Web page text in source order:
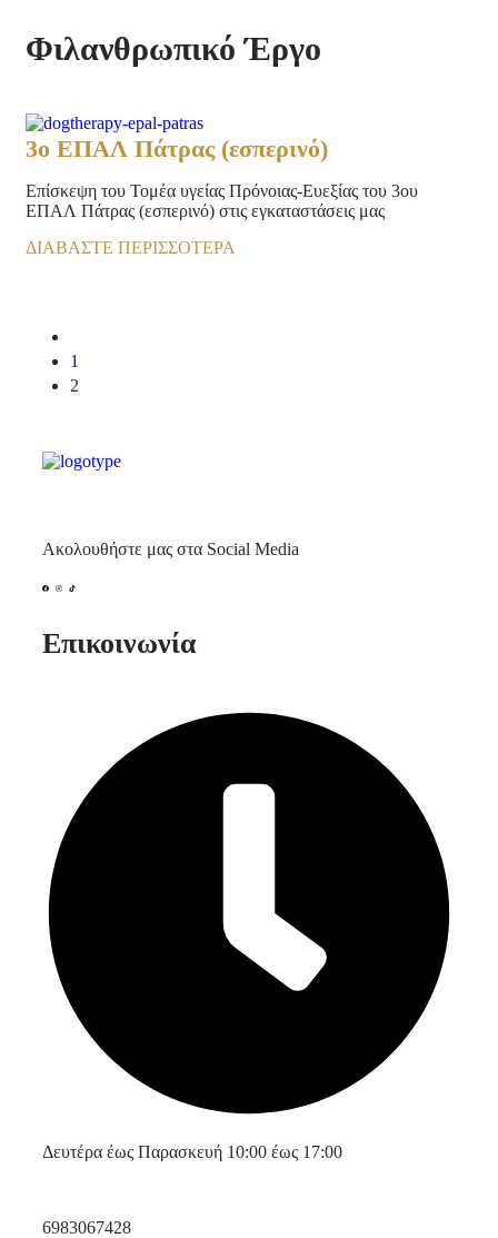
Φιλανθρωπικό Έργο
3ο ΕΠΑΛ Πάτρας (εσπερινό)
Επίσκεψη του Τομέα υγείας Πρόνοιας-Ευεξίας του 3ου
ΕΠΑΛ Πάτρας (εσπερινό) στις εγκαταστάσεις μας
ΔΙΑΒΆΣΤΕ ΠΕΡΙΣΣΌΤΕΡΑ
1
2
Ακολουθήστε μας στα Social Media
Επικοινωνία
Δευτέρα έως Παρασκευή 10:00 έως 17:00
6983067428